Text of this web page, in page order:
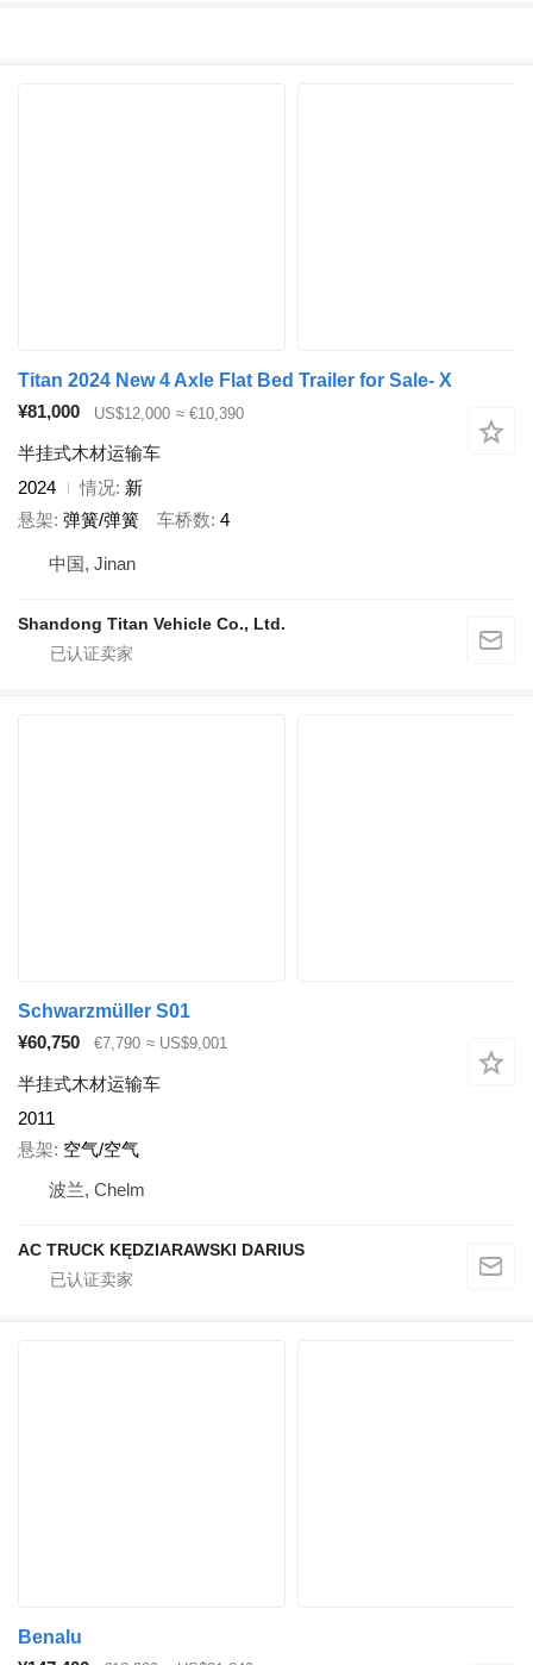
Titan 2024 New 4 Axle Flat Bed Trailer for Sale- X
¥81,000
US$12,000 ≈ €10,390
半挂式木材运输车
2024
情况 新
悬架 弹簧/弹簧 车桥数 4
中国, Jinan
Shandong Titan Vehicle Co., Ltd.
Schwarzmüller S01
¥60,750
€7,790 ≈ US$9,001
半挂式木材运输车
2011
悬架 空气/空气
波兰, Chelm
AC TRUCK KĘDZIARAWSKI DARIUS
Benalu